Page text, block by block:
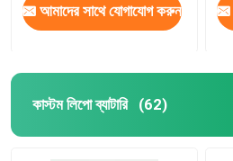
আমাদের সাথে যোগাযোগ করুন
কাস্টম লিপো ব্যাটারি (62)